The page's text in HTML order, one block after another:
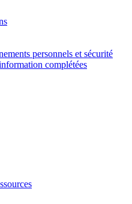
personnels et sécurité
complétées